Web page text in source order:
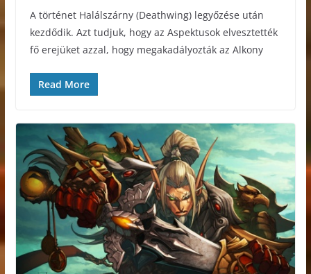
A történet Halálszárny (Deathwing) legyőzése után
kezdődik. Azt tudjuk, hogy az Aspektusok elvesztették
fő erejüket azzal, hogy megakadályozták az Alkony
Read More